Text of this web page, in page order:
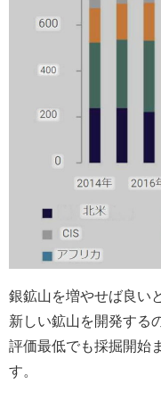
銀鉱山を増やせば良い
新しい鉱山を開発する
評価最低でも採掘開始
す。